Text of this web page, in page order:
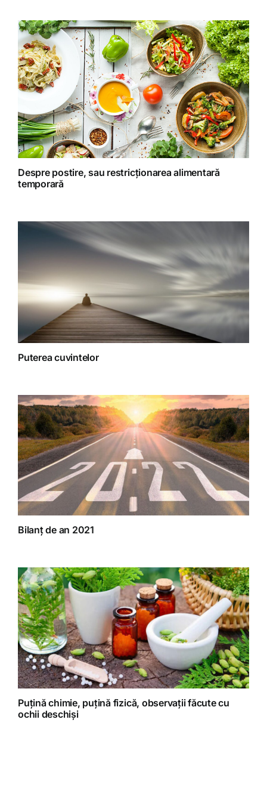
Homeopatie
Retete fructariene
Retete preparate
Retete Raw (nepreparate termic)
Despre postire, sau restricționarea alimentară
temporară
Puterea cuvintelor
Bilanț de an 2021
Puțină chimie, puțină fizică, observații făcute cu
ochii deschiși